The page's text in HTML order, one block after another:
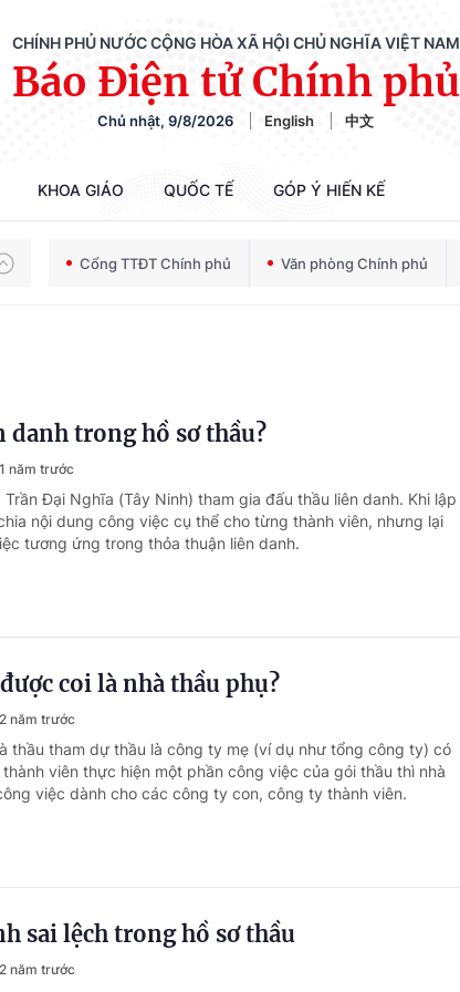
CHÍNH PHỦ NƯỚC CỘNG HÒA XÃ HỘI CHỦ NGHĨA VIỆT NAM
Báo Điện tử Chính phủ
Chủ nhật, 9/8/2026 English 中文
KHOA GIÁO QUỐC TẾ GÓP Ý HIẾN KẾ
Cổng TTĐT Chính phủ Văn phòng Chính phủ
danh trong hồ sơ thầu?
1 năm trước
Đại Nghĩa (Tây Ninh) tham gia đấu thầu liên danh. Khi lập
nội dung công việc cụ thể cho từng thành viên, nhưng lại
tương ứng trong thỏa thuận liên danh.
coi là nhà thầu phụ?
2 năm trước
thầu tham dự thầu là công ty mẹ (ví dụ như tổng công ty) có
viên thực hiện một phần công việc của gói thầu thì nhà
việc dành cho các công ty con, công ty thành viên.
sai lệch trong hồ sơ thầu
2 năm trước